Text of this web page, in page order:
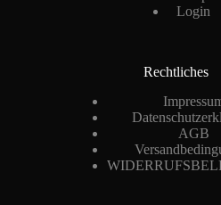
Login
Rechtliches
AGB